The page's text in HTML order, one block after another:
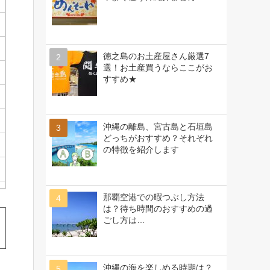
徳之島のお土産屋さん厳選7
選！お土産買うならここがお
すすめ★
沖縄の離島、宮古島と石垣島
どっちがおすすめ？それぞれ
の特徴を紹介します
那覇空港での暇つぶし方法
は？待ち時間のおすすめの過
ごし方は…
沖縄の海を楽しめる時期は？